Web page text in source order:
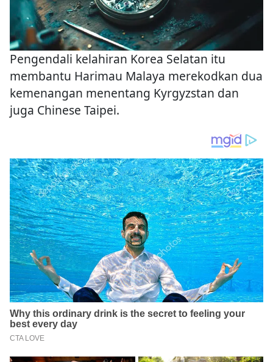
Pengendali kelahiran Korea Selatan itu
membantu Harimau Malaya merekodkan dua
kemenangan menentang Kyrgyzstan dan
juga Chinese Taipei.